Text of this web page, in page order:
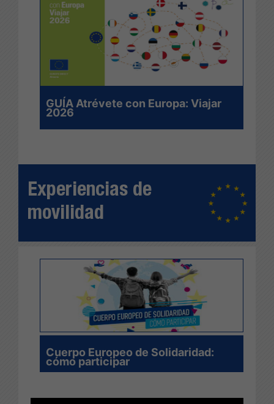
GUÍA Atrévete con Europa: Viajar
2026
Experiencias de
movilidad
Cuerpo Europeo de Solidaridad:
cómo participar